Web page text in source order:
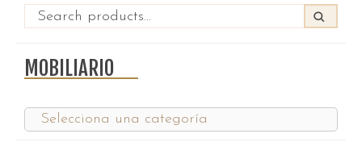
MOBILIARIO